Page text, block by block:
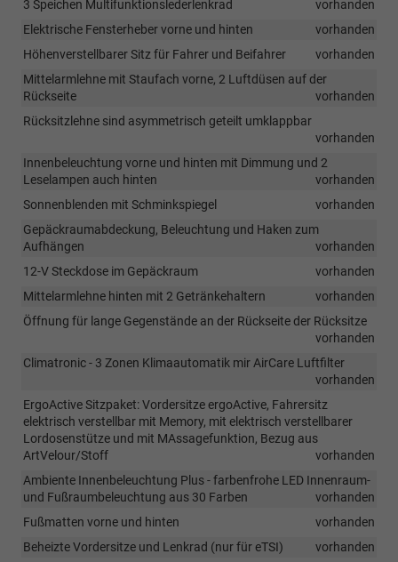
3 Speichen Multifunktionslederlenkrad
vorhanden
Elektrische Fensterheber vorne und hinten
vorhanden
Höhenverstellbarer Sitz für Fahrer und Beifahrer
vorhanden
Mittelarmlehne mit Staufach vorne, 2 Luftdüsen auf der
Rückseite
vorhanden
Rücksitzlehne sind asymmetrisch geteilt umklappbar
vorhanden
Innenbeleuchtung vorne und hinten mit Dimmung und 2
Leselampen auch hinten
vorhanden
Sonnenblenden mit Schminkspiegel
vorhanden
Gepäckraumabdeckung, Beleuchtung und Haken zum
Aufhängen
vorhanden
12-V Steckdose im Gepäckraum
vorhanden
Mittelarmlehne hinten mit 2 Getränkehaltern
vorhanden
Öffnung für lange Gegenstände an der Rückseite der Rücksitze
vorhanden
Climatronic - 3 Zonen Klimaautomatik mir AirCare Luftfilter
vorhanden
ErgoActive Sitzpaket: Vordersitze ergoActive, Fahrersitz
elektrisch verstellbar mit Memory, mit elektrisch verstellbarer
Lordosenstütze und mit MAssagefunktion, Bezug aus
ArtVelour/Stoff
vorhanden
Ambiente Innenbeleuchtung Plus - farbenfrohe LED Innenraum-
und Fußraumbeleuchtung aus 30 Farben
vorhanden
Fußmatten vorne und hinten
vorhanden
Beheizte Vordersitze und Lenkrad (nur für eTSI)
vorhanden